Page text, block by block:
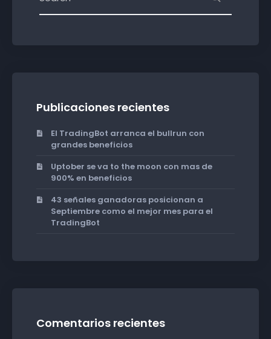
Publicaciones recientes
El TradingBot arranca el bullrun con
grandes beneficios
Uptober se va to the moon con mas de
900% en beneficios
43 señales ganadoras posicionan a
Septiembre como el mejor mes para el
TradingBot
Comentarios recientes